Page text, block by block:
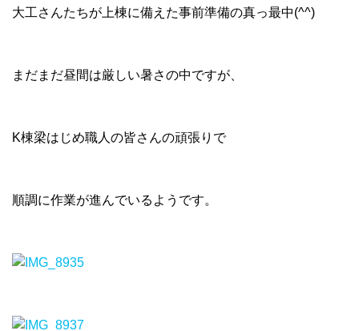
大工さんたちが上棟に備えた事前準備の真っ最中(^^)
まだまだ昼間は厳しい暑さの中ですが、
K棟梁はじめ職人の皆さんの頑張りで
順調に作業が進んでいるようです。